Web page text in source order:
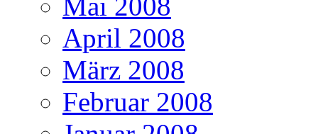
April 2008
März 2008
Februar 2008